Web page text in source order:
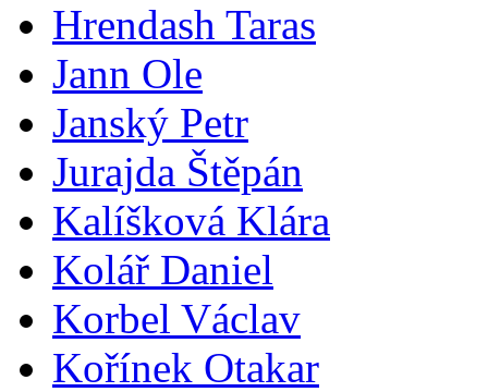
Hrendash Taras
Jann Ole
Janský Petr
Jurajda Štěpán
Kalíšková Klára
Kolář Daniel
Korbel Václav
Kořínek Otakar